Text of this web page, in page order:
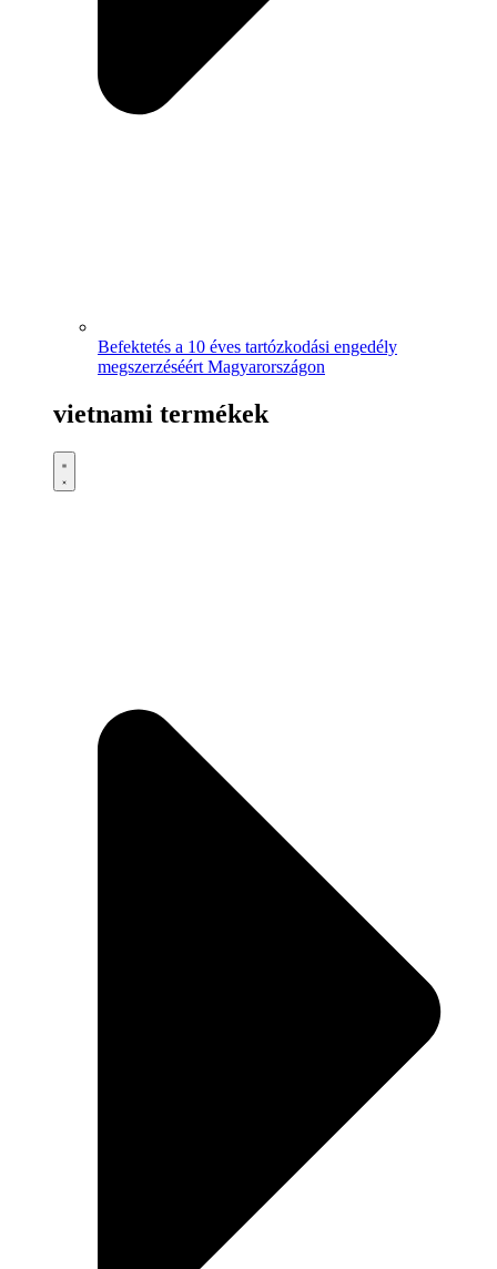
Befektetés a 10 éves tartózkodási engedély
megszerzéséért Magyarországon
vietnami termékek